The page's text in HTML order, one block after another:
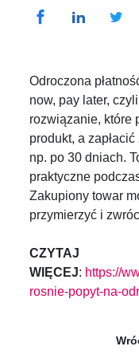
Odroczona
now, pay later,
rozwiązanie, które
produkt, a
np. po 30 dniach.
praktyczne
Zakupiony towar
przymierzyć i
CZYTAJ
WIĘCEJ: https://
rosnie-popyt-na-